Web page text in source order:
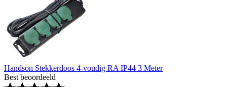
Handson Stekkerdoos 4-voudig RA IP44 3 Meter
Best beoordeeld